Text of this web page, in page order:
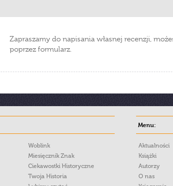
Zapraszamy do napisania własnej recenzji,
poprzez formularz.
Woblink
Miesięcznik Znak
Ciekawostki Historyczne
Twoja Historia
Menu:
Aktualności
Książki
Autorzy
O nas